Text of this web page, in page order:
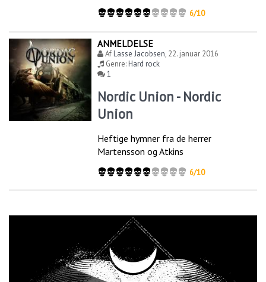
6/10
ANMELDELSE
AfLasse Jacobsen, 22. januar 2016
Genre:Hard rock
1
Nordic Union - Nordic
Union
Heftige hymner fra de herrer
Martensson og Atkins
6/10